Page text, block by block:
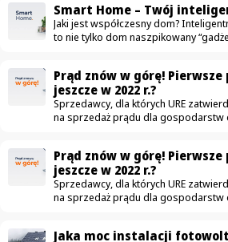
Smart Home – Twój
Jaki jest współczesny dom?
to nie tylko dom naszpikowany
Na rynku pojawia się coraz więcej
uczynić dom nowoczesnym — od
jak automatyczne odkurzacze, aż po
fotowoltaika. W ostatnich latach
szczególnie…
Prąd znów w górę! Pierwsze
jeszcze w 2022 r.?
Sprzedawcy, dla których URE
na sprzedaż prądu dla gospodarstw
że podwyżki czekają nas jeszcze w
możliwe już jesienią W związku z
złożyło 3 z 5 tzw. sprzedawców z
Energia i Enea – pierwsze podwyżki
Prąd znów w górę! Pierwsze
jeszcze w 2022 r.?
Sprzedawcy, dla których URE
na sprzedaż prądu dla gospodarstw
że podwyżki czekają nas jeszcze w
Jaka moc instalacji